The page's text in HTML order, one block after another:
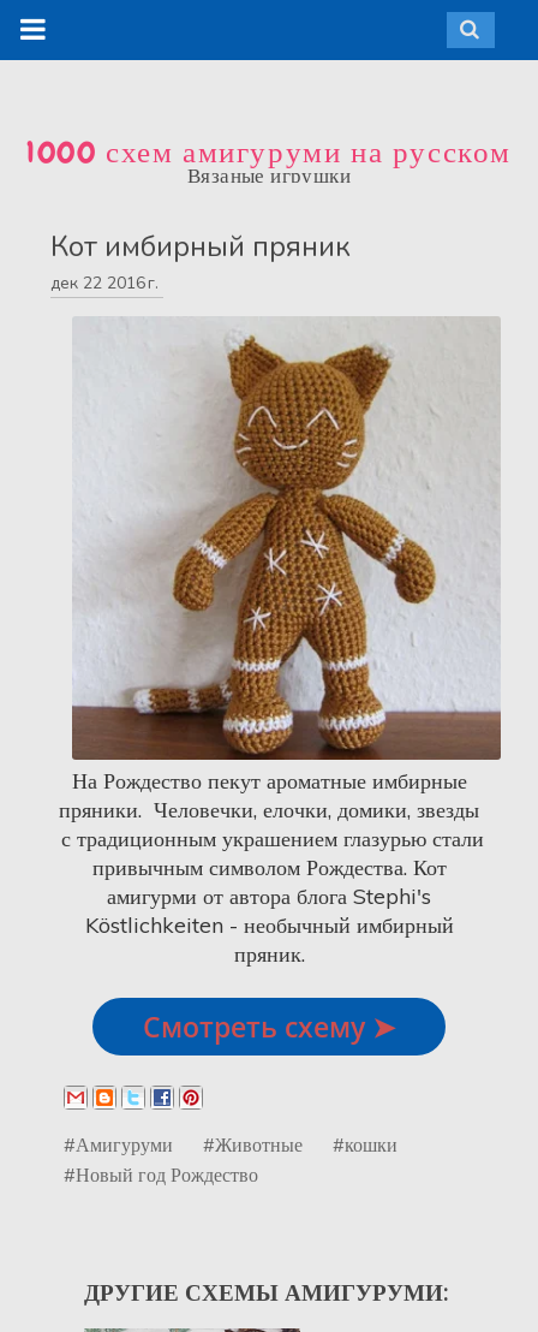
1000 схем амигуруми на русском
Вязаные игрушки
Кот имбирный пряник
дек 22 2016 г.
На Рождество пекут ароматные имбирные
пряники. Человечки, елочки, домики, звезды
с традиционным украшением глазурью стали
привычным символом Рождества. Кот
амигурми от автора блога Stephi's
Köstlichkeiten - необычный имбирный
пряник.
Смотреть схему ➤
#Амигуруми #Животные
#кошки
#Новый год Рождество
ДРУГИЕ СХЕМЫ АМИГУРУМИ: